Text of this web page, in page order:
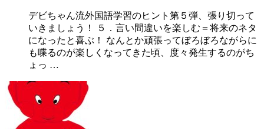
デビちゃん流外国語学習のヒント第５弾、張り切って
いきましょう！ ５．言い間違いを楽しむ＝将来のネタ
になったと喜ぶ！ なんとか頑張ってぼろぼろながらに
も喋るのが楽しくなってきた頃、度々発生するのがち
ょっ …